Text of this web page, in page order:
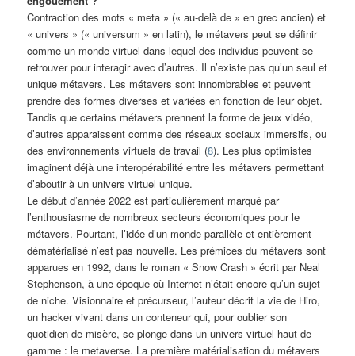
Contraction des mots « meta » (« au-delà de » en grec ancien) et
« univers » (« universum » en latin), le métavers peut se définir
comme un monde virtuel dans lequel des individus peuvent se
retrouver pour interagir avec d’autres. Il n’existe pas qu’un seul et
unique métavers. Les métavers sont innombrables et peuvent
prendre des formes diverses et variées en fonction de leur objet.
Tandis que certains métavers prennent la forme de jeux vidéo,
d’autres apparaissent comme des réseaux sociaux immersifs, ou
des environnements virtuels de travail (8). Les plus optimistes
imaginent déjà une interopérabilité entre les métavers permettant
d’aboutir à un univers virtuel unique.
Le début d’année 2022 est particulièrement marqué par
l’enthousiasme de nombreux secteurs économiques pour le
métavers. Pourtant, l’idée d’un monde parallèle et entièrement
dématérialisé n’est pas nouvelle. Les prémices du métavers sont
apparues en 1992, dans le roman « Snow Crash » écrit par Neal
Stephenson, à une époque où Internet n’était encore qu’un sujet
de niche. Visionnaire et précurseur, l’auteur décrit la vie de Hiro,
un hacker vivant dans un conteneur qui, pour oublier son
quotidien de misère, se plonge dans un univers virtuel haut de
gamme : le metaverse. La première matérialisation du métavers